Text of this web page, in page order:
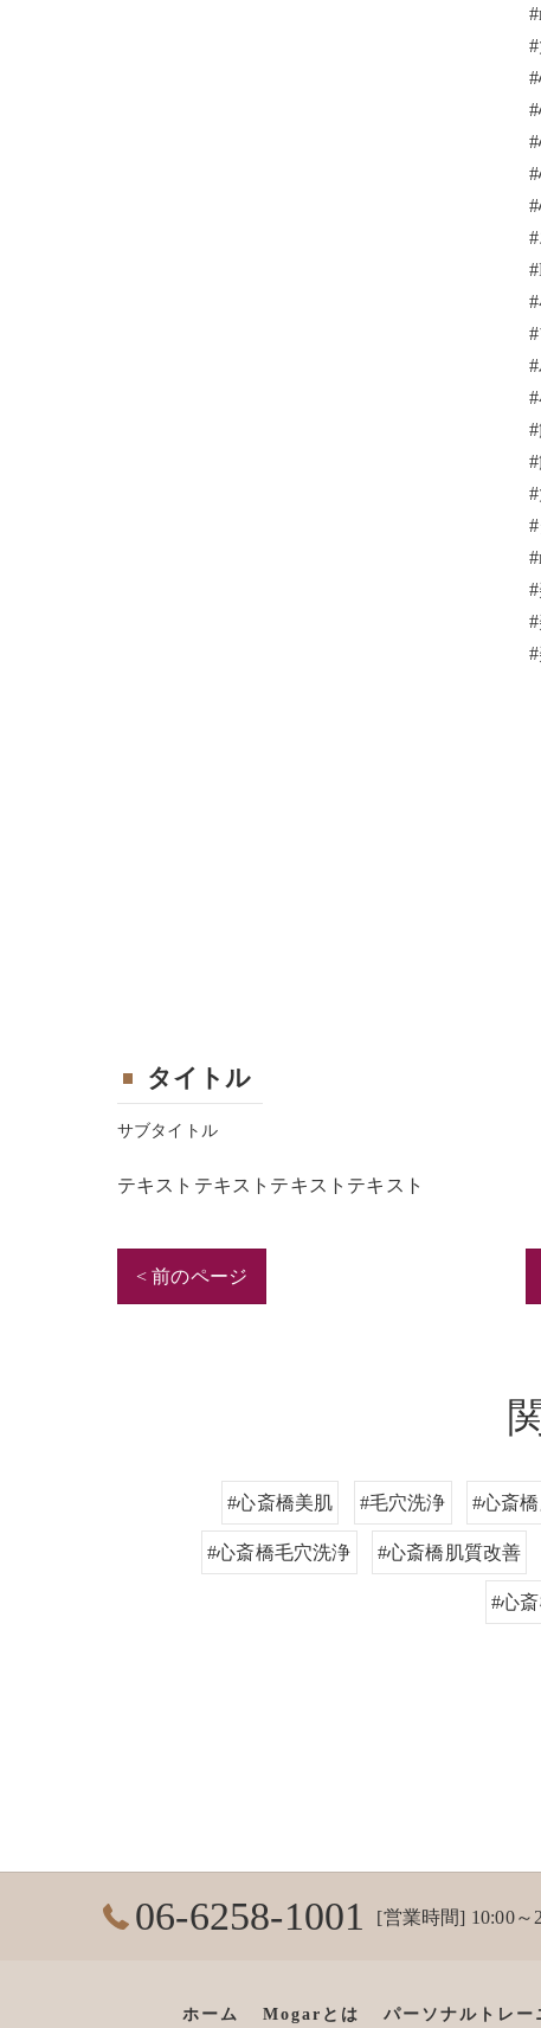
タイトル
サブタイトル
テキストテキストテキストテキスト
< 前のページ
#心斎橋美肌 #毛穴洗浄 #心斎
#心斎橋毛穴洗浄 #心斎橋肌質改善
#心
06-6258-1001 [営業時間] 10:00～
ホーム Mogarとは パーソナルトレー